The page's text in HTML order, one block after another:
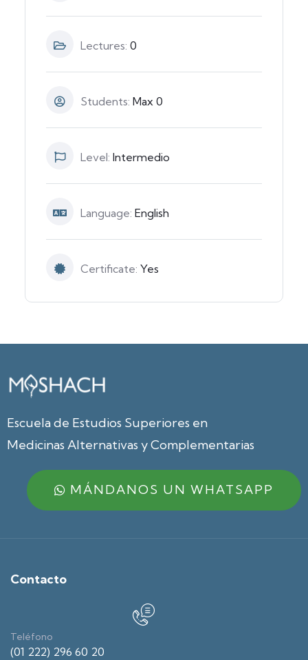
Lectures: 0
Students: Max 0
Level: Intermedio
Language: English
Certificate: Yes
Escuela de Estudios Superiores en
Medicinas Alternativas y Complementarias
MÁNDANOS UN WHATSAPP
Contacto
Teléfono
(01 222) 296 60 20